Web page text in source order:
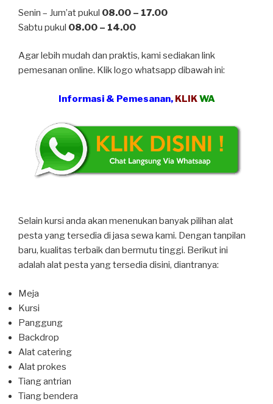
Senin – Jum’at pukul 08.00 – 17.00
Sabtu pukul 08.00 – 14.00
Agar lebih mudah dan praktis, kami sediakan link
pemesanan online. Klik logo whatsapp dibawah ini:
Informasi & Pemesanan, KLIKWA
Selain kursi anda akan menenukan banyak pilihan alat
pesta yang tersedia di jasa sewa kami. Dengan tanpilan
baru, kualitas terbaik dan bermutu tinggi. Berikut ini
adalah alat pesta yang tersedia disini, diantranya:
Meja
Kursi
Panggung
Backdrop
Alat catering
Alat prokes
Tiang antrian
Tiang bendera